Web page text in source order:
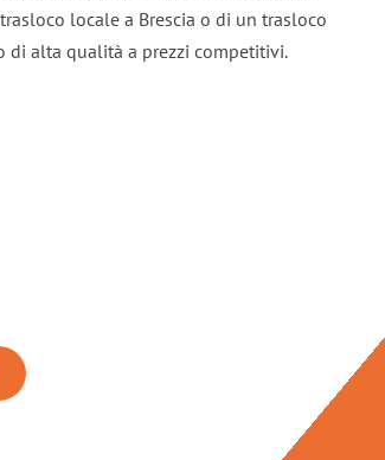
locale a Brescia o di un trasloco
di alta qualità a prezzi competitivi.